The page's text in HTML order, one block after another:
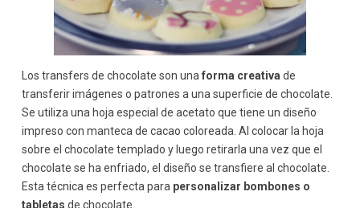
Los transfers de chocolate son una forma creativa de
transferir imágenes o patrones a una superficie de chocolate.
Se utiliza una hoja especial de acetato que tiene un diseño
impreso con manteca de cacao coloreada. Al colocar la hoja
sobre el chocolate templado y luego retirarla una vez que el
chocolate se ha enfriado, el diseño se transfiere al chocolate.
Esta técnica es perfecta para personalizar bombones o
tabletas de chocolate.